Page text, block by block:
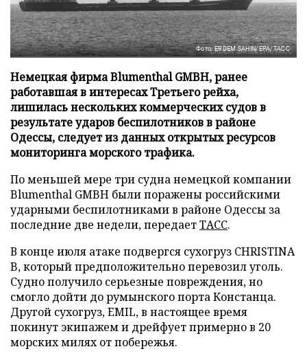
Фото: ERDEM SAHIN/EPA/ТАСС
Немецкая фирма Blumenthal GMBH, ранее
работавшая в интересах Третьего рейха,
лишилась нескольких коммерческих судов в
результате ударов беспилотников в районе
Одессы, следует из данных открытых ресурсов
мониторинга морского трафика.
По меньшей мере три судна немецкой компании
Blumenthal GMBH были поражены российскими
ударными беспилотниками в районе Одессы за
последние две недели, передаетТАСС.
В конце июля атаке подвергся сухогруз CHRISTINA
B, который предположительно перевозил уголь.
Судно получило серьезные повреждения, но
смогло дойти до румынского порта Констанца.
Другой сухогруз, EMIL, в настоящее время
покинут экипажем и дрейфует примерно в 20
морских милях от побережья.